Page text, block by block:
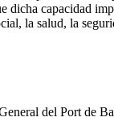
dicha capacidad
la salud, la
del Port de